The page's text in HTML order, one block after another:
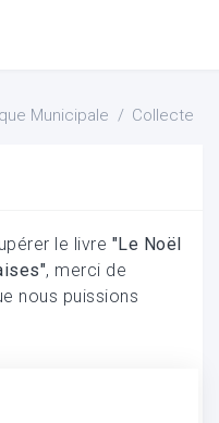
Municipale Collecte
le livre "Le Noël
, merci de
nous puissions